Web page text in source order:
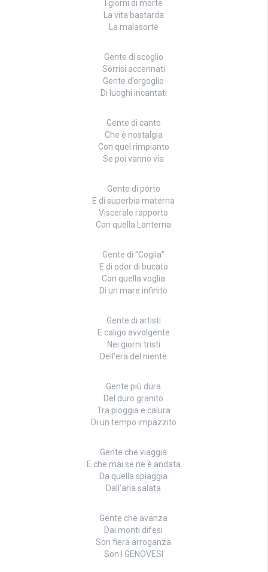
I giorni di morte
La vita bastarda
La malasorte
Gente di scoglio
Sorrisi accennati
Gente d’orgoglio
Di luoghi incantati
Gente di canto
Che è nostalgia
Con quel rimpianto
Se poi vanno via
Gente di porto
E di superbia materna
Viscerale rapporto
Con quella Lanterna
Gente di “Coglia”
E di odor di bucato
Con quella voglia
Di un mare infinito
Gente di artisti
E caligo avvolgente
Nei giorni tristi
Dell’era del niente
Gente più dura
Del duro granito
Tra pioggia e calura
Di un tempo impazzito
Gente che viaggia
E che mai se ne è andata
Da quella spiaggia
Dall’aria salata
Gente che avanza
Dai monti difesi
Son fiera arroganza
Son I GENOVESI